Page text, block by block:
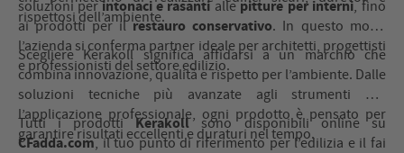
rispettosi dell’ambiente.
soluzioni perintonaci e rasantiallepitture per interni, fino
ai prodotti per ilrestauro conservativo. In questo modo
l’azienda si conferma partner ideale per architetti, progettisti
e professionisti del settore edilizio.
Scegliere Kerakoll significa affidarsi a un marchio che
combina innovazione, qualità e rispetto per l’ambiente. Dalle
soluzioni tecniche più avanzate agli strumenti per
l’applicazione professionale, ogni prodotto è pensato per
garantire risultati eccellenti e duraturi nel tempo.
Tutti i prodottiKerakollsono disponibili online su
CFadda.com, il tuo punto di riferimento per l’edilizia e il fai